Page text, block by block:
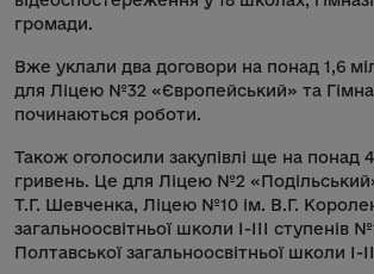
громади.
Вже уклали два договори на понад 1,6
для Ліцею №32 «Європейський» та
починаються роботи.
Також оголосили закупівлі ще на понад
гривень. Це для Ліцею №2
Т.Г. Шевченка, Ліцею №10 ім. В.Г.
загальноосвітньої школи І-ІІІ ступенів
Полтавської загальноосвітньої школи І-